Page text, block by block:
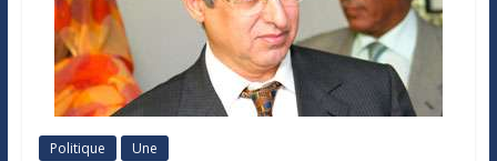
Politique Une